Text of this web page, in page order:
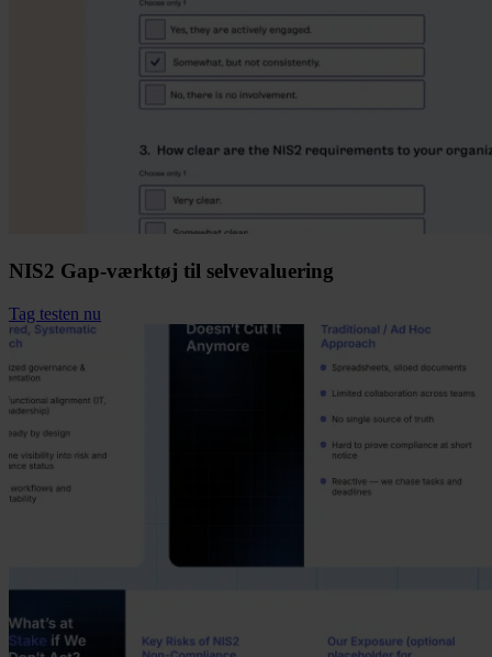
NIS2 Gap-værktøj til selvevaluering
Tag testen nu